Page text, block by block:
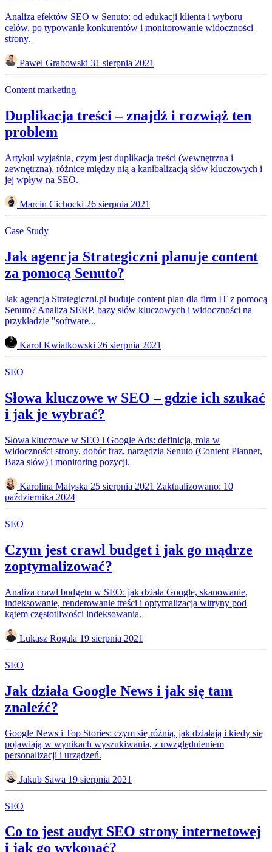
Analiza efektów SEO w Senuto: od edukacji klienta i wyboru
celów, po typowanie konkurentów i monitorowanie widoczności
strony.
Pawel Grabowski 31 sierpnia 2021
Content marketing
Duplikacja treści – znajdź i rozwiąż ten
problem
Artykuł wyjaśnia, czym jest duplikacja treści (wewnętrzna i
zewnętrzna), różnice między nią a kanibalizacją słów kluczowych i
jej wpływ na SEO.
Marcin Cichocki 26 sierpnia 2021
Case Study
Jak agencja Strategiczni planuje content
za pomocą Senuto?
Jak agencja Strategiczni.pl buduje content plan dla firm IT z pomocą
Senuto? Analiza SERP, bazy słów kluczowych i widoczności na
przykładzie "software...
Karol Kwiatkowski 26 sierpnia 2021
SEO
Słowa kluczowe w SEO – gdzie ich szukać
i jak je wybrać?
Słowa kluczowe w SEO i Google Ads: definicja, rola w
widoczności strony, dobór fraz, narzędzia Senuto (Content Planner,
Baza słów) i monitoring pozycji.
Karolina Matyska 25 sierpnia 2021 Zaktualizowano: 10
października 2024
SEO
Czym jest crawl budget i jak go mądrze
zoptymalizować?
Analiza crawl budgetu w SEO: jak działa Google, skanowanie,
indeksowanie, renderowanie treści i optymalizacja witryny pod
kątem częstotliwości indeksowania.
Lukasz Rogala 19 sierpnia 2021
SEO
Jak działa Google News i jak się tam
znaleźć?
Google News i Top Stories: czym się różnią, jak działają i kiedy się
pojawiają w wynikach wyszukiwania, z uwzględnieniem
personalizacji i urządzeń.
Jakub Sawa 19 sierpnia 2021
SEO
Co to jest audyt SEO strony internetowej
i jak go wykonać?